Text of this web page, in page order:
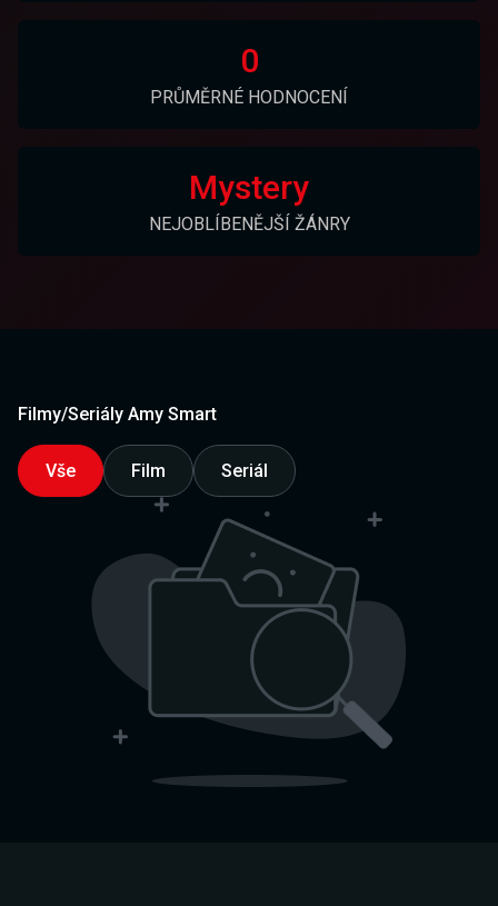
0
PRŮMĚRNÉ HODNOCENÍ
Mystery
NEJOBLÍBENĚJŠÍ ŽÁNRY
Filmy/Seriály Amy Smart
Vše Film Seriál